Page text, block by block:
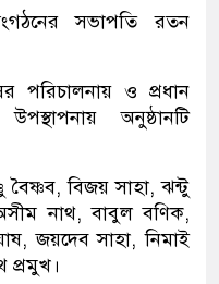
সভাপতি রতন
পরিচালনায় ও প্রধান
অনুষ্ঠানটি
বৈষ্ণব, বিজয় সাহা, ঝন্টু
নাথ, বাবুল বণিক,
জয়দেব সাহা, নিমাই
প্রমুখ।